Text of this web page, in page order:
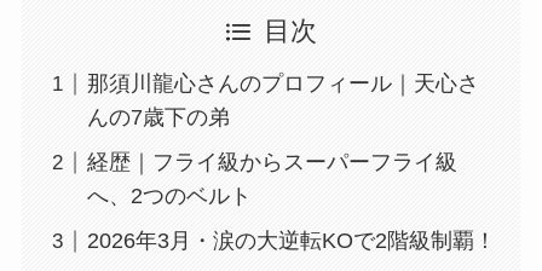
目次
那須川龍心さんのプロフィール｜天心さ
んの7歳下の弟
経歴｜フライ級からスーパーフライ級
へ、2つのベルト
2026年3月・涙の大逆転KOで2階級制覇！